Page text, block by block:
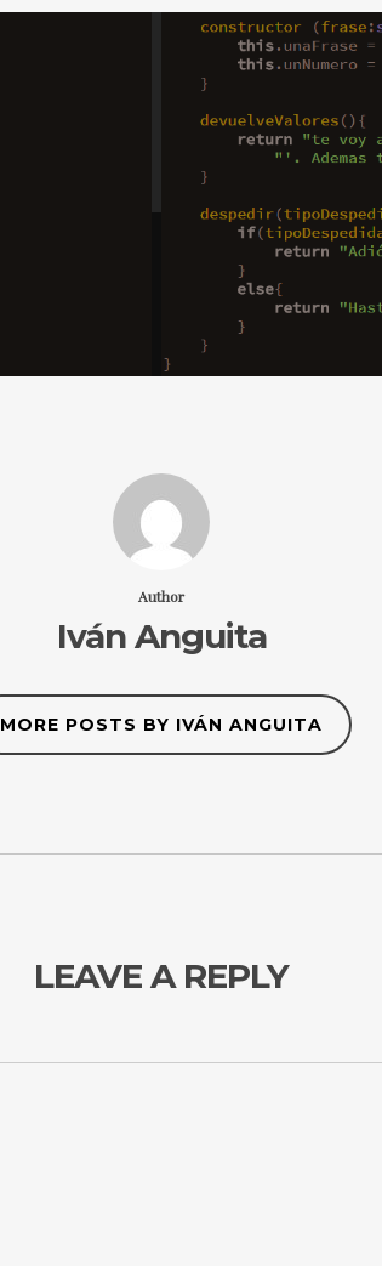
Author
Iván Anguita
MORE POSTS BY IVÁN ANGUITA
LEAVE A REPLY